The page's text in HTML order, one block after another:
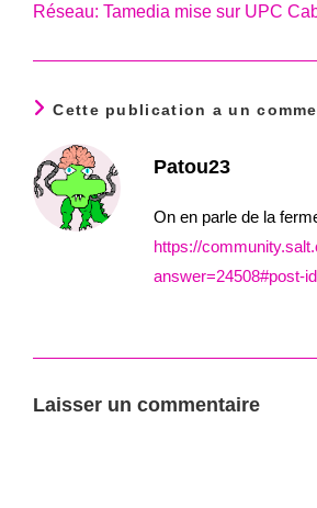
articles
Réseau: Tamedia mise sur UPC
Cette publication a un
Patou23
On en parle de la
https://
answer=24508#post-
Laisser un commentaire